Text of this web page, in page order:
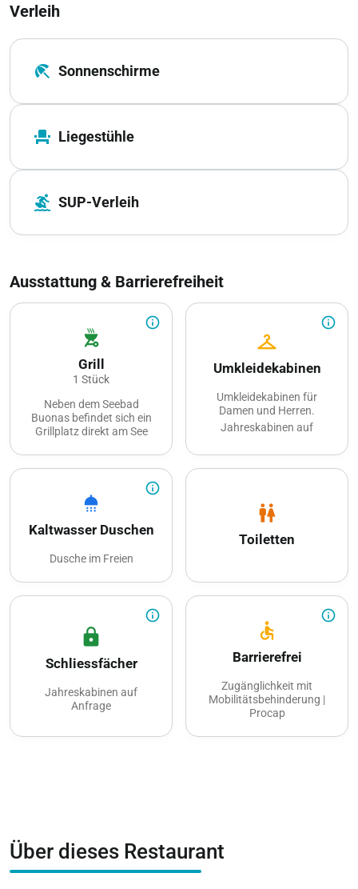
Verleih
beach_access Sonnenschirme
event_seat Liegestühle
surfing SUP-Verleih
Ausstattung & Barrierefreiheit
info_outline
outdoor_grill
Grill
1 Stück
Neben dem Seebad
Buonas befindet sich ein
Grillplatz direkt am See
info_outline
checkroom
Umkleidekabinen
Umkleidekabinen für
Damen und Herren.
Jahreskabinen auf
info_outline
shower
Kaltwasser Duschen
Dusche im Freien
wc
Toiletten
info_outline
lock
Schliessfächer
Jahreskabinen auf
Anfrage
info_outline
accessible
Barrierefrei
Zugänglichkeit mit
Mobilitätsbehinderung |
Procap
Über dieses Restaurant